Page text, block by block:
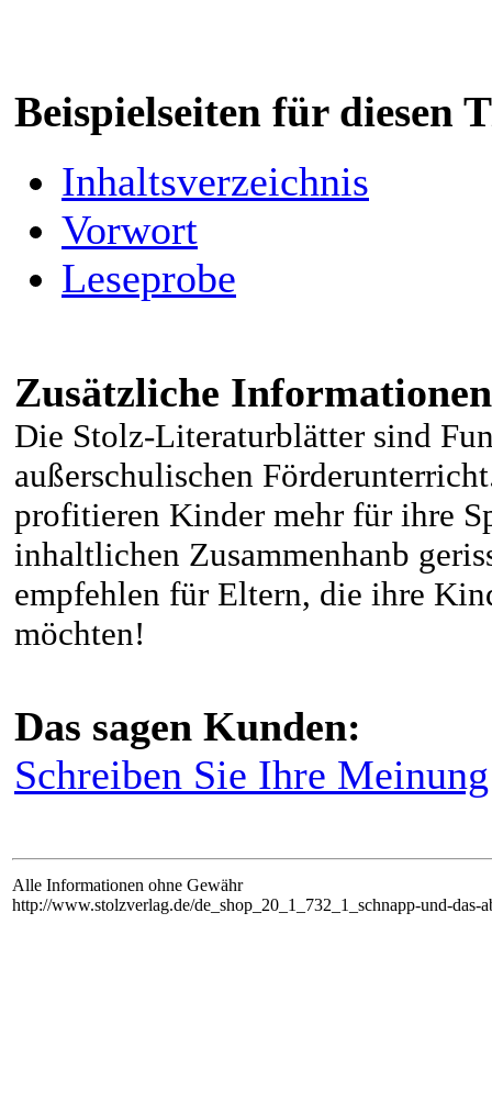
Beispielseiten für diesen
Inhaltsverzeichnis
Vorwort
Leseprobe
Zusätzliche
Die Stolz-Literaturblätter sind
außerschulischen
profitieren Kinder mehr für ihre
inhaltlichen Zusammenhanb
empfehlen für Eltern, die ihre
möchten!
Das sagen Kunden:
Schreiben Sie Ihre
Alle Informationen ohne Gewähr
http://www.stolzverlag.de/de_shop_20_1_732_1_schnapp-und-das-